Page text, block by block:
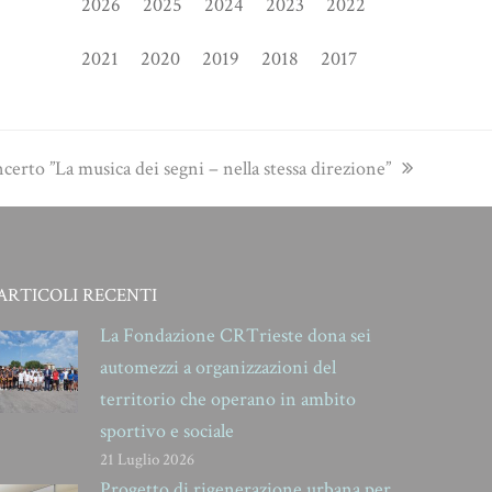
2021 2020 2019 2018 2017
”La musica dei segni – nella stessa direzione”
RECENTI
La Fondazione CRTrieste dona sei
automezzi a organizzazioni del
territorio che operano in ambito
sportivo e sociale
21 Luglio 2026